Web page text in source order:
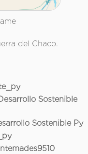
del Chaco.
Sostenible
Sostenible Py